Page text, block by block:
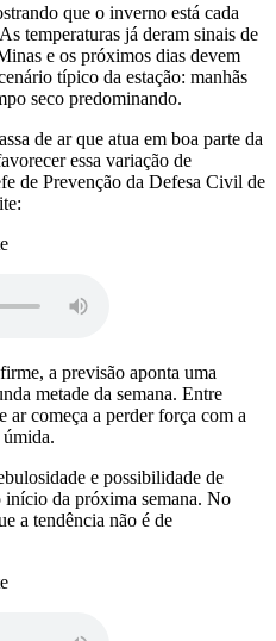
que o inverno está cada
temperaturas já deram sinais de
e os próximos dias devem
típico da estação: manhãs
seco predominando.
de ar que atua em boa parte da
essa variação de
de Prevenção da Defesa Civil de
a previsão aponta uma
metade da semana. Entre
ar começa a perder força com a
e possibilidade de
início da próxima semana. No
a tendência não é de